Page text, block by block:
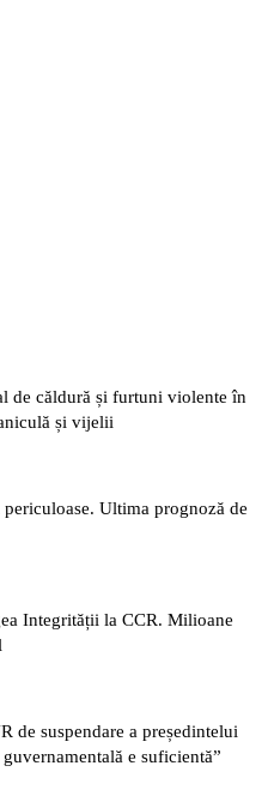
de căldură și furtuni violente în
și vijelii
Ultima prognoză de
Integrității la CCR. Milioane
de suspendare a președintelui
e suficientă”